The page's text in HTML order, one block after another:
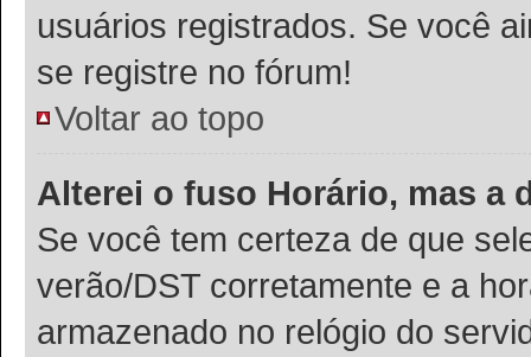
usuários registrados. Se você
se registre no fórum!
Voltar ao topo
Alterei o fuso Horário, mas a
Se você tem certeza de que
verão/DST corretamente e a
armazenado no relógio do